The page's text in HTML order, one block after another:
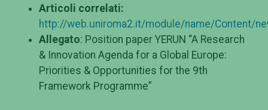
Articoli correlati:
http://web.uniroma2.it/module/name/Content/
Allegato: Position paper YERUN “A Research
& Innovation Agenda for a Global Europe:
Priorities & Opportunities for the 9th
Framework Programme”